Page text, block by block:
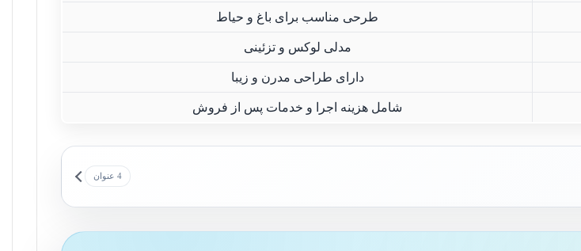
طرحی مناسب برای باغ و حیاط
مدلی لوکس و تزئینی
دارای طراحی مدرن و زیبا
شامل هزینه اجرا و خدمات پس از فروش
4 عنوان